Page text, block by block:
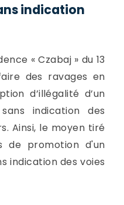
indication
« Czabaj » du 13
des ravages en
d’illégalité d’un
indication des
Ainsi, le moyen tiré
de promotion d'un
indication des voies